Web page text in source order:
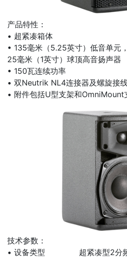
产品特性：
• 超紧凑箱体
• 135毫米（5.25英寸）低音单元
25毫米（1英寸）球顶高音扬声器
• 150瓦连续功率
• 双Neutrik NL4连接器及螺旋接
• 附件包括U型支架和OmniMount
技术参数：
• 设备类型 超紧凑型2分频